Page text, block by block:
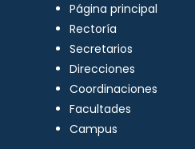
Página principal
Rectoría
Secretarios
Direcciones
Coordinaciones
Facultades
Campus